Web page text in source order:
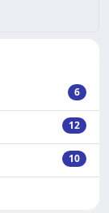
6
12
10